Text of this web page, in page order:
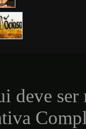
deve ser